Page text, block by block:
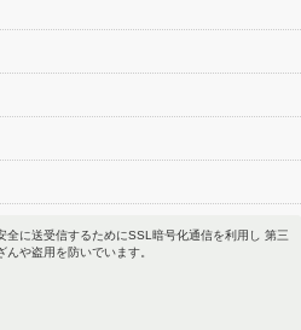
全に送受信するためにSSL暗号化通信を利用し 第三
や盗用を防いでいます。